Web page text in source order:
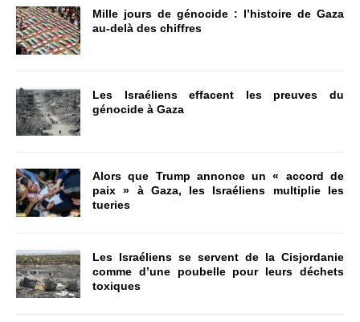
Mille jours de génocide : l’histoire de Gaza
au-delà des chiffres
Les Israéliens effacent les preuves du
génocide à Gaza
Alors que Trump annonce un « accord de
paix » à Gaza, les Israéliens multiplie les
tueries
Les Israéliens se servent de la Cisjordanie
comme d’une poubelle pour leurs déchets
toxiques